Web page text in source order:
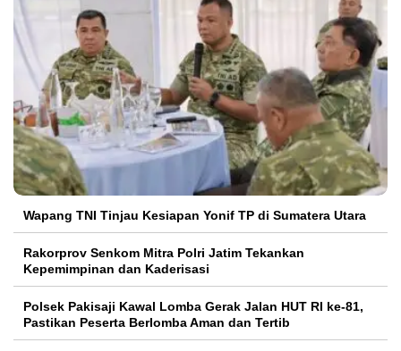
Wapang TNI Tinjau Kesiapan Yonif TP di Sumatera Utara
Rakorprov Senkom Mitra Polri Jatim Tekankan
Kepemimpinan dan Kaderisasi
Polsek Pakisaji Kawal Lomba Gerak Jalan HUT RI ke-81,
Pastikan Peserta Berlomba Aman dan Tertib